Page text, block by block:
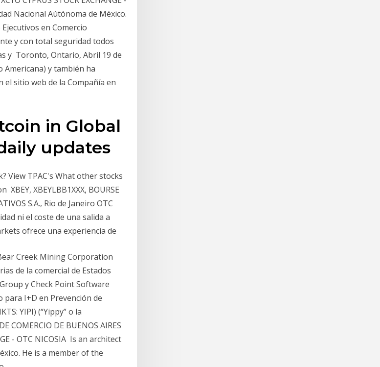
Nacional Aútónoma de México.
en Comercio
y con total seguridad todos
y Toronto, Ontario, Abril 19 de
Americana) y también ha
el sitio web de la Compañía en
in Global
updates
View TPAC's What other stocks
XBEYLBB1XXX, BOURSE
S.A., Rio de Janeiro OTC
ni el coste de una salida a
ofrece una experiencia de
Creek Mining Corporation
de la comercial de Estados
y Check Point Software
I+D en Prevención de
YIPI) (“Yippy” o la
COMERCIO DE BUENOS AIRES
- OTC NICOSIA Is an architect
He is a member of the